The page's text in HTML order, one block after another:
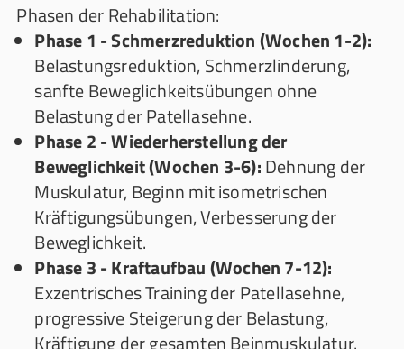
Phasen der Rehabilitation:
Phase 1 - Schmerzreduktion (Wochen 1-2):
Belastungsreduktion, Schmerzlinderung,
sanfte Beweglichkeitsübungen ohne
Belastung der Patellasehne.
Phase 2 - Wiederherstellung der
Beweglichkeit (Wochen 3-6):Dehnung der
Muskulatur, Beginn mit isometrischen
Kräftigungsübungen, Verbesserung der
Beweglichkeit.
Phase 3 - Kraftaufbau (Wochen 7-12):
Exzentrisches Training der Patellasehne,
progressive Steigerung der Belastung,
Kräftigung der gesamten Beinmuskulatur.